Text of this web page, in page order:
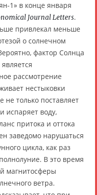
1» в конце января
Journal Letters.
привлекал меньше
о солнечном
фактор Солнца
рассмотрение
нестыковки
не только поставляет
испаряет воду,
притока и оттока
заведомо нарушаться
цикла, как раз
В это время
магнитосферы
ветра.